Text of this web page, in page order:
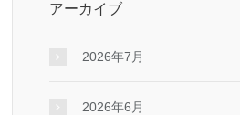
アーカイブ
2026年7月
2026年6月